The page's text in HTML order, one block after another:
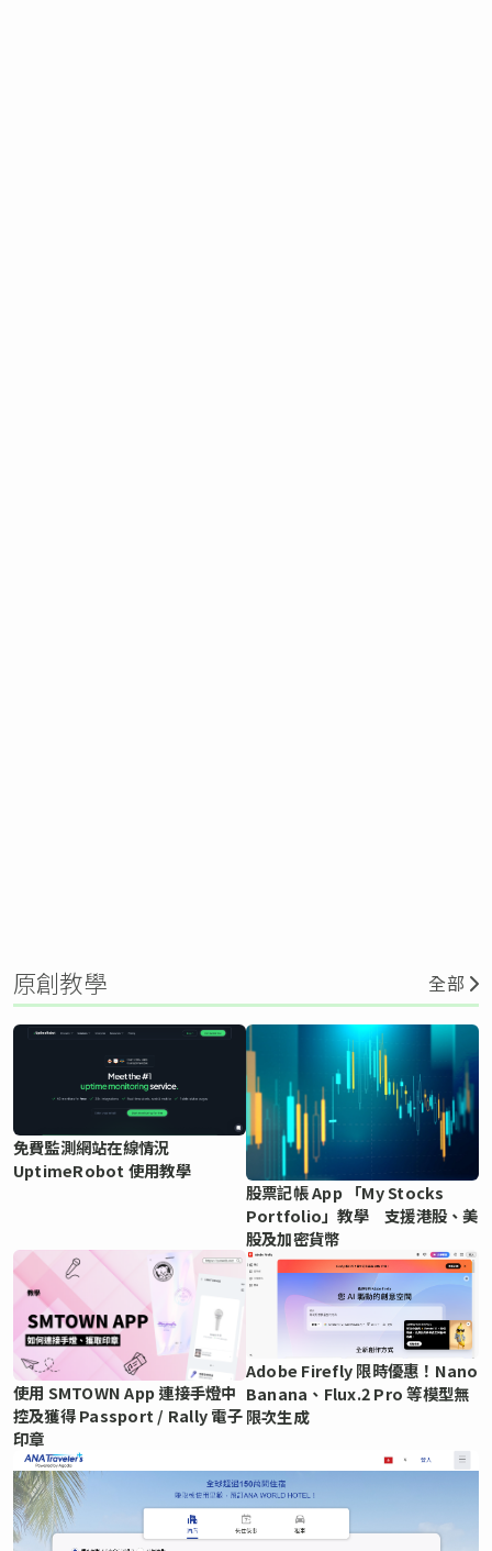
原創教學 全部
免費監測網站在線情況
UptimeRobot 使用教學
股票記帳 App 「My Stocks
Portfolio」教學 支援港股、美
股及加密貨幣
使用 SMTOWN App 連接手燈中
控及獲得 Passport / Rally 電子
印章
Adobe Firefly 限時優惠！Nano
Banana、Flux.2 Pro 等模型無
限次生成